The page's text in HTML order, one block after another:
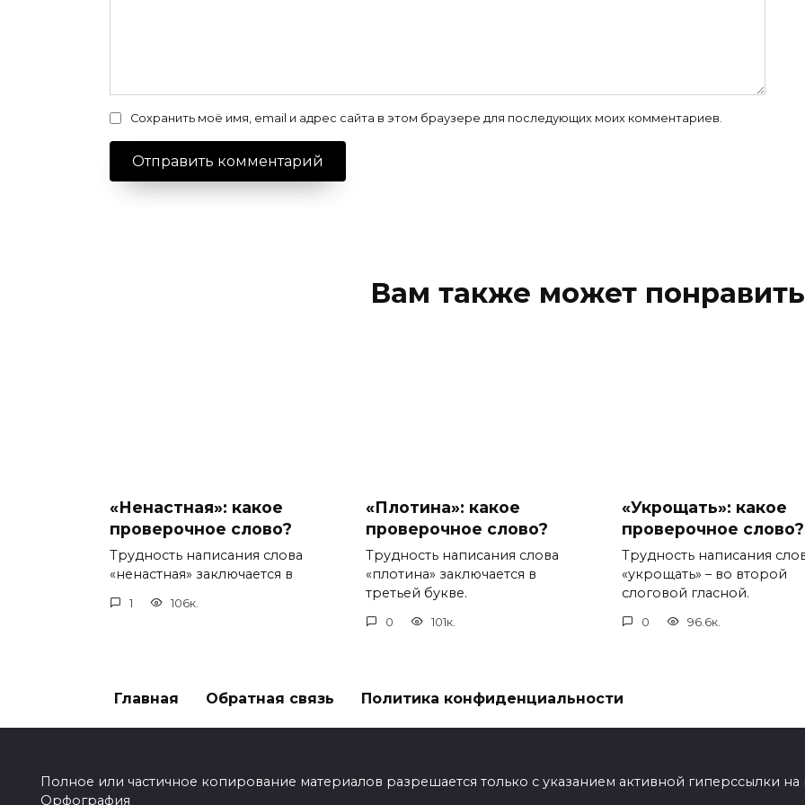
Сохранить моё имя, email и адрес сайта в этом браузере для последующих моих комментариев.
Вам также может
«Ненастная»: какое
проверочное слово?
Трудность написания слова
«ненастная» заключается в
1 106к.
«Плотина»: какое
проверочное слово?
Трудность написания слова
«плотина» заключается в
третьей букве.
0 101к.
«Укрощать»: какое
проверочное слово?
Трудность написания
«укрощать» – во второй
слоговой гласной.
0 96.6к.
Главная Обратная связь Политика конфиденциальности
Полное или частичное копирование материалов разрешается только с указанием активной гиперссылки
Орфография